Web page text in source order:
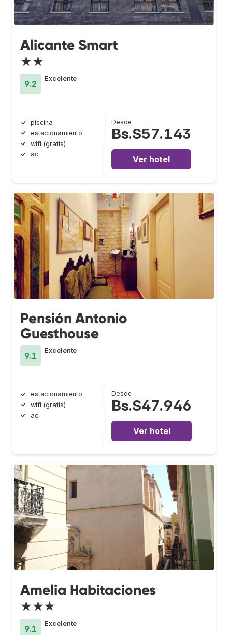
Alicante Smart
★★
9.2
Excelente
piscina
estacionamiento
wifi (gratis)
ac
Desde
Bs.S57.143
Ver hotel
Pensión Antonio
Guesthouse
9.1
Excelente
estacionamiento
wifi (gratis)
ac
Desde
Bs.S47.946
Ver hotel
Amelia Habitaciones
★★★
9.1
Excelente